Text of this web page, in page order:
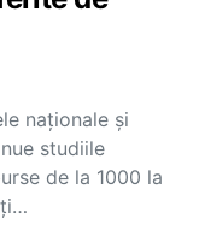
naționale și
studiile
de la 1000 la